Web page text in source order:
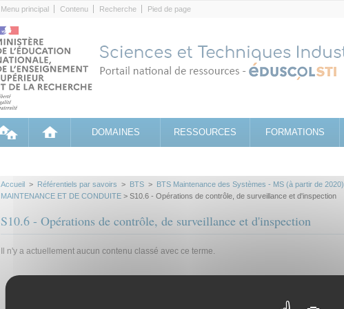
Menu principal Contenu Recherche Pied de page
DOMAINES RESSOURCES FORMATIONS
Accueil > Référentiels par savoirs > BTS > BTS Maintenance des Systèmes - MS (à partir de 2020)
MAINTENANCE ET DE CONDUITE > S10.6 - Opérations de contrôle, de surveillance et d'inspection
S10.6 - Opérations de contrôle, de surveillance et d'inspection
Il n'y a actuellement aucun contenu classé avec ce terme.